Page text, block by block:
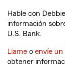
Hable con
información
U.S. Bank.
Llame o envíe un
obtener